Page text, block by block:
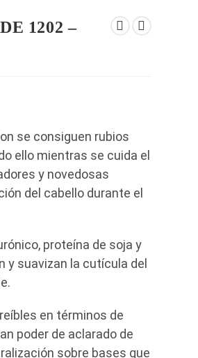
1202 –
se consiguen rubios
ello mientras se cuida el
y novedosas
del cabello durante el
proteína de soja y
y suavizan la cutícula del
en términos de
poder de aclarado de
sobre bases que